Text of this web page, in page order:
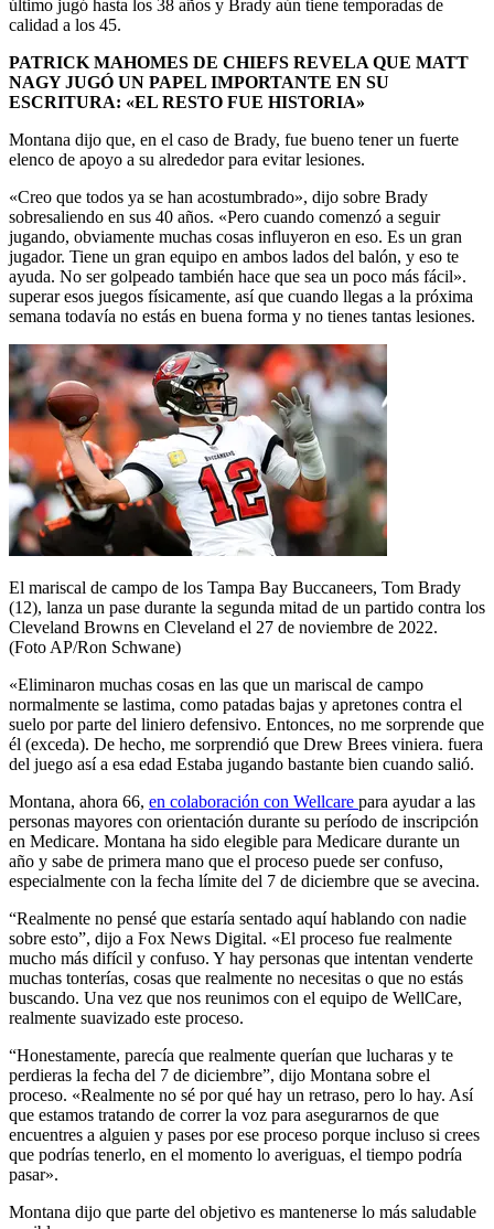
último jugó hasta los 38 años y Brady aún tiene temporadas de
calidad a los 45.
PATRICK MAHOMES DE CHIEFS REVELA QUE MATT
NAGY JUGÓ UN PAPEL IMPORTANTE EN SU
ESCRITURA: «EL RESTO FUE HISTORIA»
Montana dijo que, en el caso de Brady, fue bueno tener un fuerte
elenco de apoyo a su alrededor para evitar lesiones.
«Creo que todos ya se han acostumbrado», dijo sobre Brady
sobresaliendo en sus 40 años. «Pero cuando comenzó a seguir
jugando, obviamente muchas cosas influyeron en eso. Es un gran
jugador. Tiene un gran equipo en ambos lados del balón, y eso te
ayuda. No ser golpeado también hace que sea un poco más fácil».
superar esos juegos físicamente, así que cuando llegas a la próxima
semana todavía no estás en buena forma y no tienes tantas lesiones.
El mariscal de campo de los Tampa Bay Buccaneers, Tom Brady
(12), lanza un pase durante la segunda mitad de un partido contra los
Cleveland Browns en Cleveland el 27 de noviembre de 2022.
(Foto AP/Ron Schwane)
«Eliminaron muchas cosas en las que un mariscal de campo
normalmente se lastima, como patadas bajas y apretones contra el
suelo por parte del liniero defensivo. Entonces, no me sorprende que
él (exceda). De hecho, me sorprendió que Drew Brees viniera. fuera
del juego así a esa edad Estaba jugando bastante bien cuando salió.
Montana, ahora 66, en colaboración con Wellcare para ayudar a las
personas mayores con orientación durante su período de inscripción
en Medicare. Montana ha sido elegible para Medicare durante un
año y sabe de primera mano que el proceso puede ser confuso,
especialmente con la fecha límite del 7 de diciembre que se avecina.
“Realmente no pensé que estaría sentado aquí hablando con nadie
sobre esto”, dijo a Fox News Digital. «El proceso fue realmente
mucho más difícil y confuso. Y hay personas que intentan venderte
muchas tonterías, cosas que realmente no necesitas o que no estás
buscando. Una vez que nos reunimos con el equipo de WellCare,
realmente suavizado este proceso.
“Honestamente, parecía que realmente querían que lucharas y te
perdieras la fecha del 7 de diciembre”, dijo Montana sobre el
proceso. «Realmente no sé por qué hay un retraso, pero lo hay. Así
que estamos tratando de correr la voz para asegurarnos de que
encuentres a alguien y pases por ese proceso porque incluso si crees
que podrías tenerlo, en el momento lo averiguas, el tiempo podría
pasar».
Montana dijo que parte del objetivo es mantenerse lo más saludable